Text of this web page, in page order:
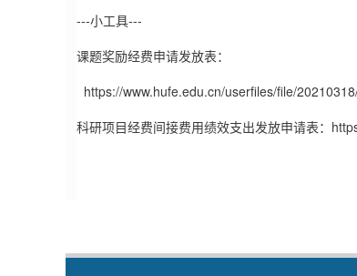
---小工具---
课题奖励经费申请发放表：
https://www.hufe.edu.cn/userfiles/file/
科研项目经费间接费用绩效支出发放申请表：